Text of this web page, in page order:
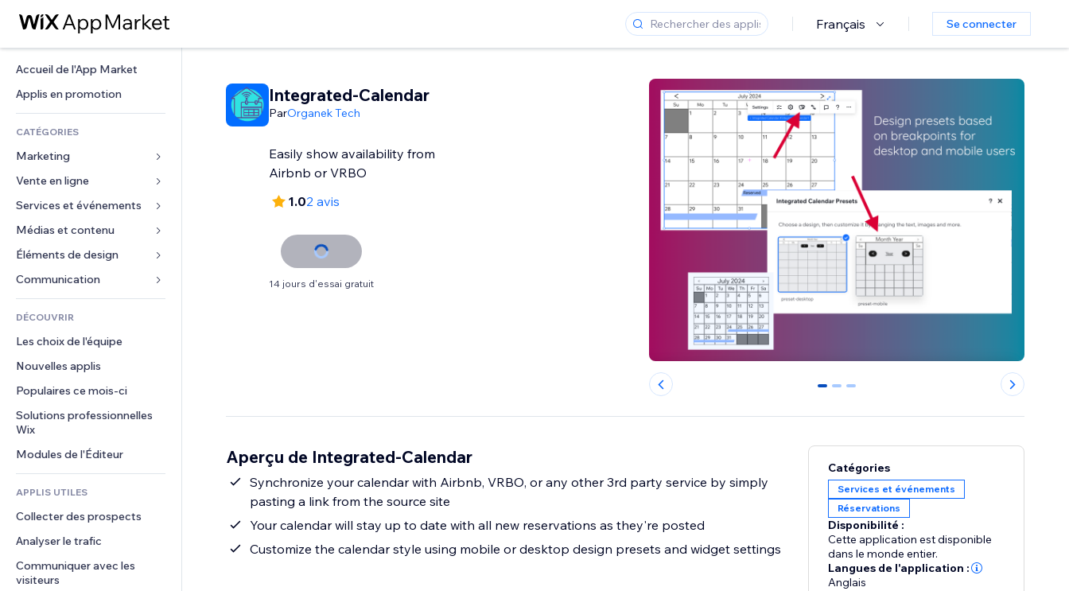
Français Se connecter
Accueil de l'App Market
Applis en promotion
CATÉGORIES
Marketing
Publicités
Mobile
Données analytiques
Réseaux sociaux
Classement de sites
E-mail
Vente en ligne
Applis pour les boutiques
Expédition et livraison
Boutons Vente
Comptabilité
Coupons et fidélisation
Solutions d'entreposage
Financement participatif
Alimentation et boissons
Services et événements
Hôtels
Événements
Restaurants
Immobilier
Réservations
Médias et contenu
Galerie
Musique
Podcasts
Photographie
Vidéo
PDF
Partage de fichiers
Actualités
Services de contenu
Effets de texte
Éléments de design
Cartes et navigation
Confidentialité
Horloge
Modèles de pages
Effets sur images
Boutons et menus
Bannières et badges
Calculateurs
Rechercher
Formulaires
Sondages
Chat
Commentaires
Téléphone
Communauté
Avis et commentaires
DÉCOUVRIR
Les choix de l'équipe
Nouvelles applis
Populaires ce mois‑ci
Solutions professionnelles
Wix
Modules de l'Éditeur
APPLIS UTILES
Collecter des prospects
Analyser le trafic
Communiquer avec les
visiteurs
Integrated-Calendar
ParOrganek Tech
Easily show availability from
Airbnb or VRBO
1.02 avis
14 jours d'essai gratuit
0 1 2
Aperçu de Integrated-Calendar
Synchronize your calendar with Airbnb, VRBO, or any other 3rd party service by simply
pasting a link from the source site
Your calendar will stay up to date with all new reservations as they're posted
Customize the calendar style using mobile or desktop design presets and widget settings
Catégories
Services et événements
Réservations
Disponibilité :
Cette application est disponible
dans le monde entier.
Langues de l'application :
Anglais